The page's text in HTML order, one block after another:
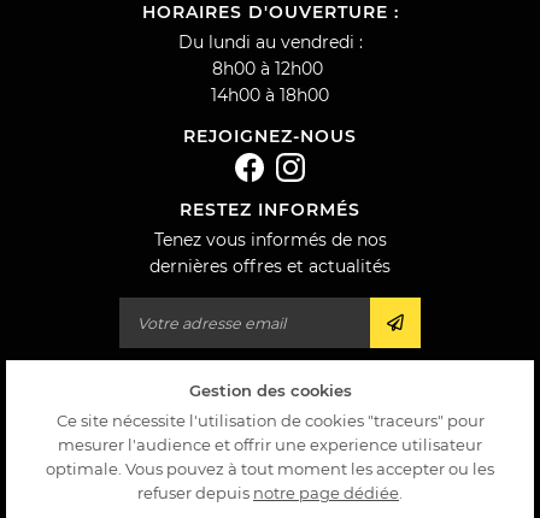
HORAIRES D'OUVERTURE :
Du lundi au vendredi :
8h00 à 12h00
14h00 à 18h00
REJOIGNEZ-NOUS
RESTEZ INFORMÉS
Tenez vous informés de nos
dernières offres et actualités
Mentions Légales
Conditions générales d'utilisation
Politique de confidentialité
Gestion des cookies
Sitemap
Gestion des cookies
Ce site nécessite l'utilisation de cookies "traceurs" pour
mesurer l'audience et offrir une experience utilisateur
optimale. Vous pouvez à tout moment les accepter ou les
refuser depuis notre page dédiée.